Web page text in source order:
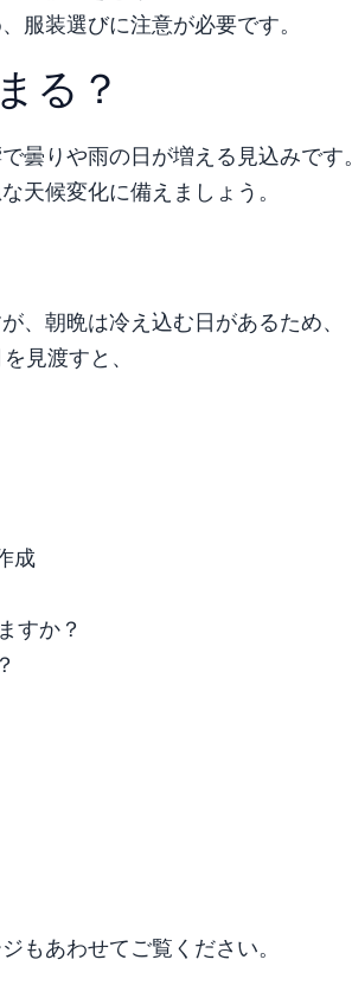
服装選びに注意が必要です。
る？
曇りや雨の日が増える見込みです。
天候変化に備えましょう。
、朝晩は冷え込む日があるため、
見渡すと、
成
すか？
もあわせてご覧ください。